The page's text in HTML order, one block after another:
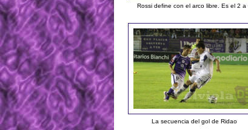
Rossi define con el arco libre. Es el 2 a
La secuencia del gol de Ridao